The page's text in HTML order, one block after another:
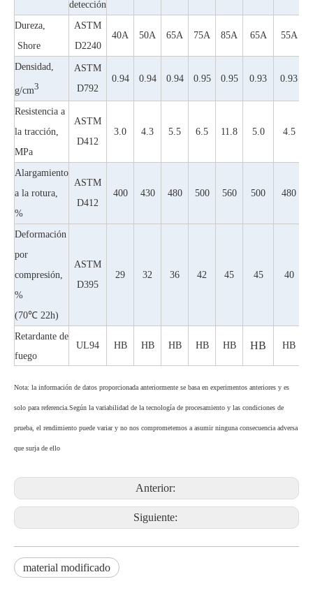
detección
Dureza,
Shore
ASTM
D2240
40A 50A 65A 75A 85A 65A 55A
Densidad,
g/cm3
ASTM
D792
0.94 0.94 0.94 0.95 0.95 0.93 0.93
Resistencia a
la tracción,
MPa
ASTM
D412
3.0 4.3 5.5 6.5 11.8 5.0 4.5
Alargamiento
a la rotura,
%
ASTM
D412
400 430 480 500 560 500 480
Deformación
por
compresión,
%
(70℃ 22h)
ASTM
D395
29 32 36 42 45 45 40
Retardante de
fuego
UL94 HB HB HB HB HB HB HB
Nota: la información de datos proporcionada anteriormente se basa en experimentos anteriores y es
solo para referencia.Según la variabilidad de la tecnología de procesamiento y las condiciones de
prueba, el rendimiento puede variar y no nos comprometemos a asumir ninguna consecuencia adversa
que surja de ello
Anterior:
Siguiente:
material modificado